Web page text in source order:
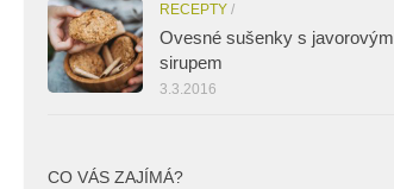
RECEPTY /
Ovesné sušenky s javorovým
sirupem
3.3.2016
CO VÁS ZAJÍMÁ?